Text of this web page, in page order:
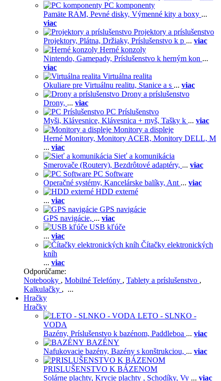
PC komponenty
Pamäte RAM, Pevné disky, Výmenné kity a boxy ...
viac
Projektory a príslušenstvo
Projektory, Plátna, Držiaky, Príslušenstvo k p ... viac
Herné konzoly
Nintendo, Gamepady, Príslušenstvo k herným kon ...
viac
Virtuálna realita
Okuliare pre Virtuálnu realitu, Stanice a s ... viac
Drony a príslušenstvo
Drony, ... viac
PC Príslušenstvo
Myši, Klávesnice, Klávesnica + myš, Tašky k ... viac
Monitory a displeje
Herné Monitory, Monitory ACER, Monitory DELL, M
... viac
Sieť a komunikácia
Smerovače (Routery), Bezdrôtové adaptéry, ... viac
PC Software
Operačné systémy, Kancelárske balíky, Ant ... viac
HDD externé
... viac
GPS navigácie
GPS navigácie, ... viac
USB kľúče
... viac
Čítačky elektronických
kníh
... viac
Odporúčame:
Notebooky , Mobilné Telefóny , Tablety a príslušenstvo ,
Kalkulačky , ...
Hračky
Hračky
LETO - SLNKO -
VODA
Bazény, Príslušenstvo k bazénom, Paddleboa ... viac
BAZÉNY
Nafukovacie bazény, Bazény s konštrukciou, ... viac
PRISLUŠENSTVO K BÁZENOM
Solárne plachty, Krycie plachty , Schodíky, Vy ... viac